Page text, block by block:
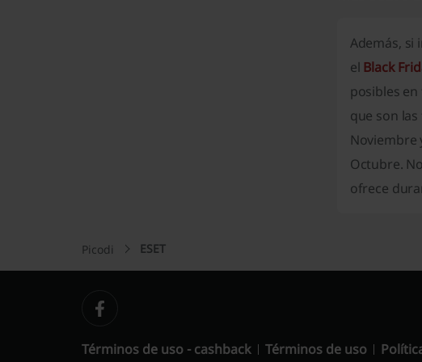
Además, si
el Black
posibles
que son
Noviembre
Octubre.
ofrece
Picodi ESET
Términos de uso - cashback Términos de uso